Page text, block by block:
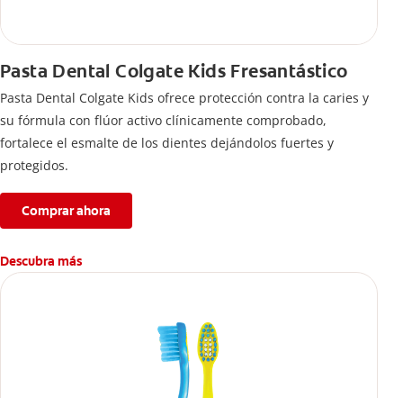
Pasta Dental Colgate Kids Fresantástico
Pasta Dental Colgate Kids ofrece protección contra la caries y
su fórmula con flúor activo clínicamente comprobado,
fortalece el esmalte de los dientes dejándolos fuertes y
protegidos.
Comprar ahora
Descubra más